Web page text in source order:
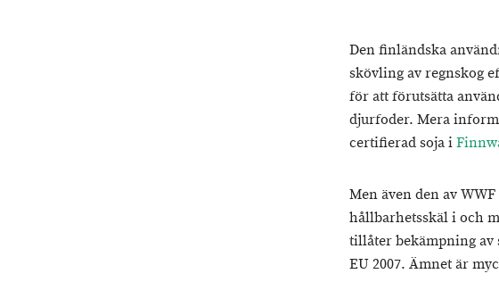
Den finländska
skövling av regnskog
för att förutsätta
djurfoder. Mera
certifierad soja i
Men även den av
hållbarhetsskäl i och
tillåter bekämpning av
EU 2007. Ämnet är